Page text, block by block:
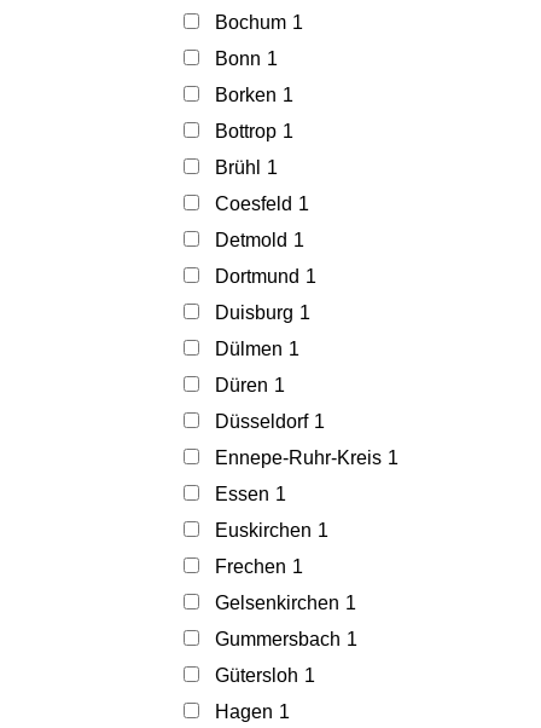
Bochum 1
Bonn 1
Borken 1
Bottrop 1
Brühl
1
Coesfeld 1
Detmold 1
Dortmund 1
Duisburg 1
Dülmen 1
Düren 1
Düsseldorf 1
Ennepe-Ruhr-Kreis 1
Essen 1
Euskirchen 1
Frechen 1
Gelsenkirchen 1
Gummersbach 1
Gütersloh 1
Hagen 1